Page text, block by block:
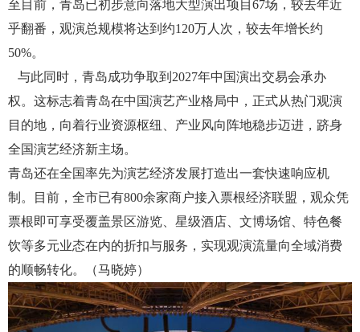
至目前，青岛已初步意向落地大型演出项目67场，较去年近
乎翻番，观演总规模将达到约120万人次，较去年增长约
50%。
与此同时，青岛成功争取到2027年中国演出交易会承办
权。这标志着青岛在中国演艺产业格局中，正式从热门观演
目的地，向着行业资源枢纽、产业风向阵地稳步迈进，跻身
全国演艺经济新主场。
青岛还在全国率先为演艺经济发展打造出一套快速响应机
制。目前，全市已有800余家商户接入票根经济联盟，观众凭
票根即可享受覆盖景区游览、星级酒店、文博场馆、特色餐
饮等多元业态在内的折扣与服务，实现观演流量向全域消费
的顺畅转化。（马晓婷）